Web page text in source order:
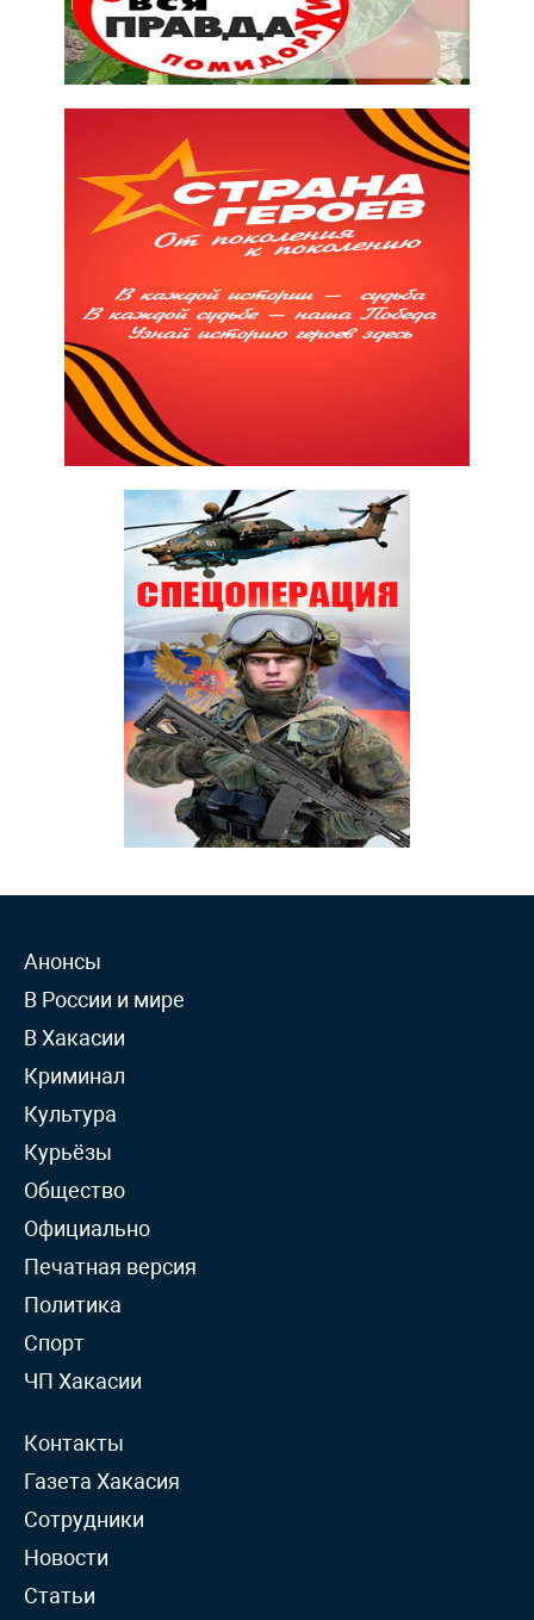
Анонсы
В России и мире
В Хакасии
Криминал
Культура
Курьёзы
Общество
Официально
Печатная версия
Политика
Спорт
ЧП Хакасии
Контакты
Газета Хакасия
Сотрудники
Новости
Статьи